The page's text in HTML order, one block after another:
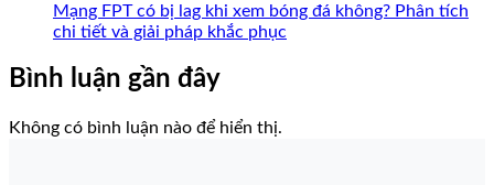
Mạng FPT có bị lag khi xem bóng đá không? Phân tích
chi tiết và giải pháp khắc phục
Bình luận gần đây
Không có bình luận nào để hiển thị.